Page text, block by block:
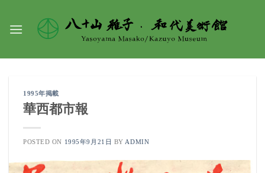
content
1995年掲載
華西都市報
POSTED ON 1995年9月21日 BY ADMIN